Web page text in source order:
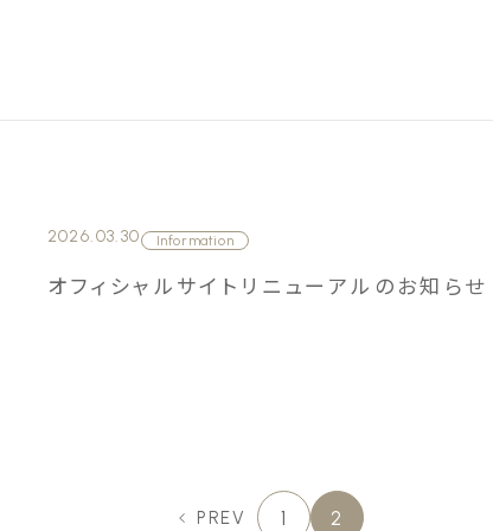
2026.03.30 Information
オフィシャルサイトリニューアルのお知らせ
PREV 1 2